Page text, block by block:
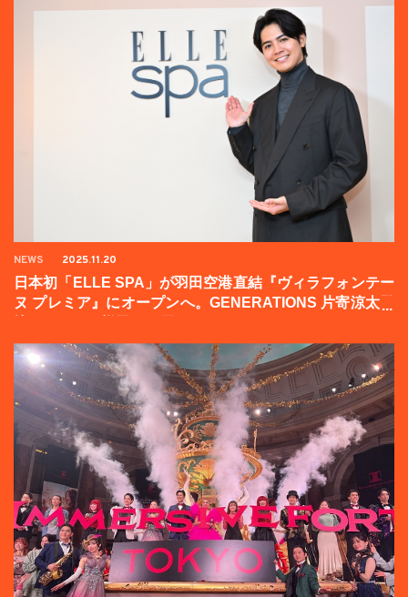
NEWS 2025.11.20
日本初「ELLE SPA」が羽田空港直結『ヴィラフォンテー
ヌ プレミア』にオープンへ。GENERATIONS 片寄涼太登